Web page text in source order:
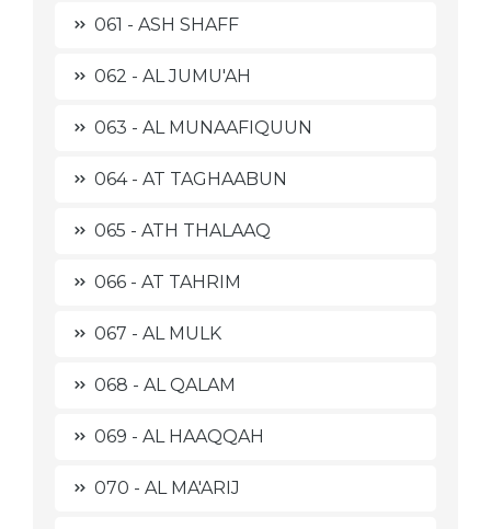
061 - ASH SHAFF
062 - AL JUMU'AH
063 - AL MUNAAFIQUUN
064 - AT TAGHAABUN
065 - ATH THALAAQ
066 - AT TAHRIM
067 - AL MULK
068 - AL QALAM
069 - AL HAAQQAH
070 - AL MA'ARIJ